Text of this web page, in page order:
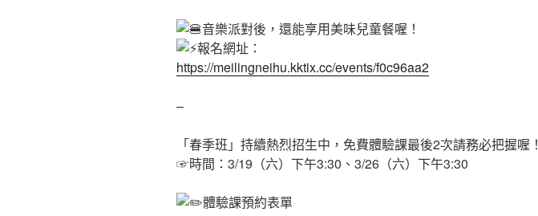
音樂派對後，還能享用美味兒童餐喔！
報名網址：
https://meilingneihu.kktix.cc/events/f0c96aa2
–
「春季班」持續熱烈招生中，免費體驗課最後2次請務必把握喔！
☞時間：3/19（六）下午3:30、3/26（六）下午3:30
體驗課預約表單